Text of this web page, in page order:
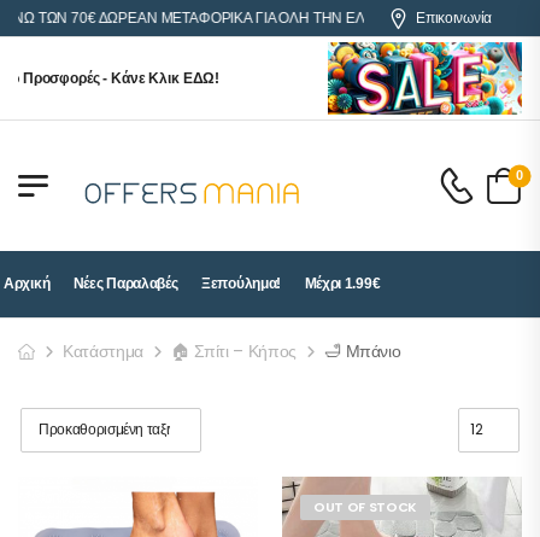
70€ ΔΩΡΕΑΝ ΜΕΤΑΦΟΡΙΚΑ ΓΙΑ ΟΛΗ ΤΗΝ ΕΛΛΑΔΑ Επικοινωνία
- Κάνε Κλικ ΕΔΩ!
0
Αρχική Νέες Παραλαβές Ξεπούλημα! Μέχρι 1.99€
Κατάστημα 🏠 Σπίτι – Κήπος 🛁 Μπάνιο
OUT OF STOCK